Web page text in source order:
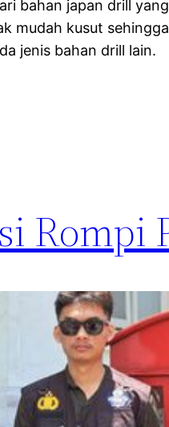
bahan japan drill
mudah kusut
jenis bahan drill lain.
Rompi